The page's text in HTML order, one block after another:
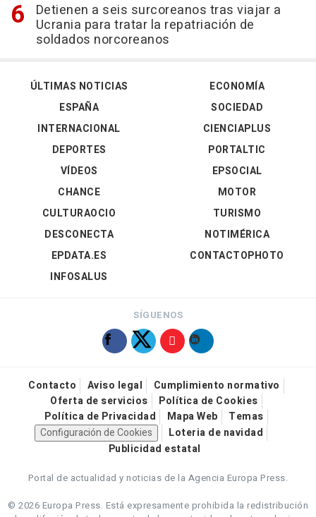
Detienen a seis surcoreanos tras viajar a
Ucrania para tratar la repatriación de
soldados norcoreanos
ÚLTIMAS NOTICIAS
ESPAÑA
INTERNACIONAL
DEPORTES
VÍDEOS
ECONOMÍA
SOCIEDAD
CIENCIAPLUS
PORTALTIC
EPSOCIAL
CHANCE
CULTURAOCIO
DESCONECTA
EPDATA.ES
INFOSALUS
MOTOR
TURISMO
NOTIMÉRICA
CONTACTOPHOTO
SÍGUENOS
Contacto Aviso legal
Cumplimiento normativo
Oferta de servicios
Política de Cookies
Política de Privacidad
Mapa Web
Temas
Configuración de Cookies
Loteria de navidad
Publicidad estatal
Portal de actualidad y noticias de la Agencia Europa Press.
© 2026 Europa Press. Está expresamente prohibida la redistribución